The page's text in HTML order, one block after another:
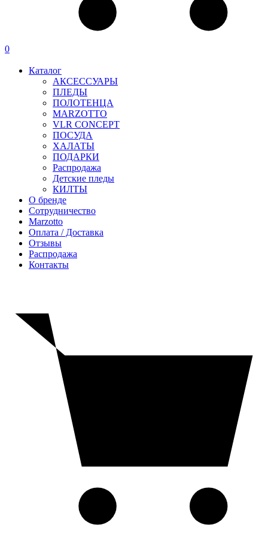
0
Каталог
АКСЕССУАРЫ
ПЛЕДЫ
ПОЛОТЕНЦА
MARZOTTO
VLR CONCEPT
ПОСУДА
ХАЛАТЫ
ПОДАРКИ
Распродажа
Детские пледы
КИЛТЫ
О бренде
Сотрудничество
Marzotto
Оплата / Доставка
Отзывы
Распродажа
Контакты